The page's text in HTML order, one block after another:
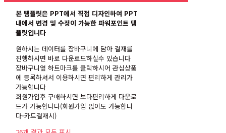
본 템플릿은 PPT에서 직접 디자인하여 PPT
내에서 변경 및 수정이 가능한 파워포인트 템
플릿입니다
원하시는 데이터를 장바구니에 담아 결재를
진행하시면 바로 다운로드하실수 있습니다
장바구니옆 하트마크를 클릭하시어 관심상품
에 등록하셔서 이용하시면 편리하게 관리가
가능합니다
회원가입후 구매하시면 보다편리하게 다운로
드가 가능합니다(회원가입 없이도 가능합니
다-카드결재시)